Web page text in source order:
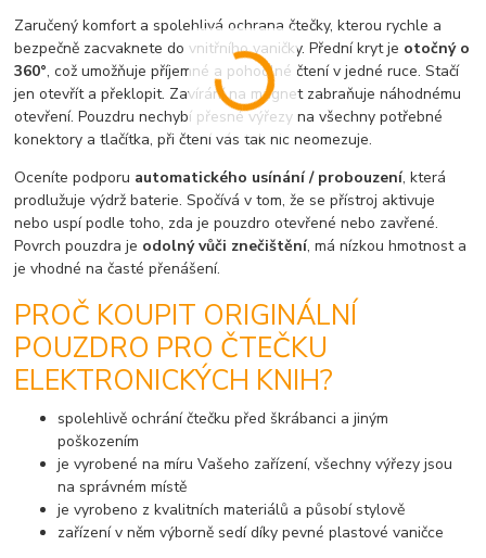
Zaručený komfort a spolehlivá ochrana čtečky, kterou rychle a
bezpečně zacvaknete do vnitřního vaničky. Přední kryt je otočný o
360°, což umožňuje příjemné a pohodlné čtení v jedné ruce. Stačí
jen otevřít a překlopit. Zavírání na magnet zabraňuje náhodnému
otevření. Pouzdru nechybí přesné výřezy na všechny potřebné
konektory a tlačítka, při čtení vás tak nic neomezuje.
Oceníte podporu automatického usínání / probouzení, která
prodlužuje výdrž baterie. Spočívá v tom, že se přístroj aktivuje
nebo uspí podle toho, zda je pouzdro otevřené nebo zavřené.
Povrch pouzdra je odolný vůči znečištění, má nízkou hmotnost a
je vhodné na časté přenášení.
PROČ KOUPIT ORIGINÁLNÍ
POUZDRO PRO ČTEČKU
ELEKTRONICKÝCH KNIH?
spolehlivě ochrání čtečku před škrábanci a jiným
poškozením
je vyrobené na míru Vašeho zařízení, všechny výřezy jsou
na správném místě
je vyrobeno z kvalitních materiálů a působí stylově
zařízení v něm výborně sedí díky pevné plastové vaničce